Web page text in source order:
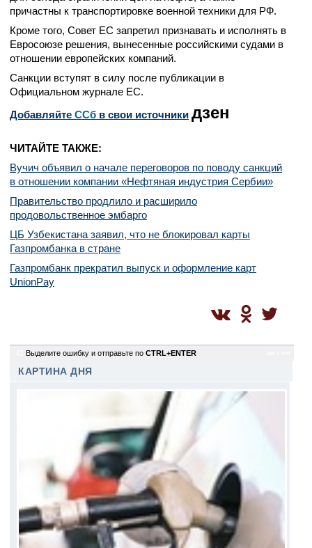
причастны к транспортировке военной техники для РФ.
Кроме того, Совет ЕС запретил признавать и исполнять в
Евросоюзе решения, вынесенные российскими судами в
отношении европейских компаний.
Санкции вступят в силу после публикации в
Официальном журнале ЕС.
Добавляйте CСб в свои источники дзен
ЧИТАЙТЕ ТАКЖЕ:
Вучич объявил о начале переговоров по поводу санкций
в отношении компании «Нефтяная индустрия Сербии»
Правительство продлило и расширило
продовольственное эмбарго
ЦБ Узбекистана заявил, что не блокировал карты
Газпромбанка в стране
Газпромбанк прекратил выпуск и оформление карт
UnionPay
Выделите ошибку и отправьте по CTRL+ENTER
КАРТИНА ДНЯ